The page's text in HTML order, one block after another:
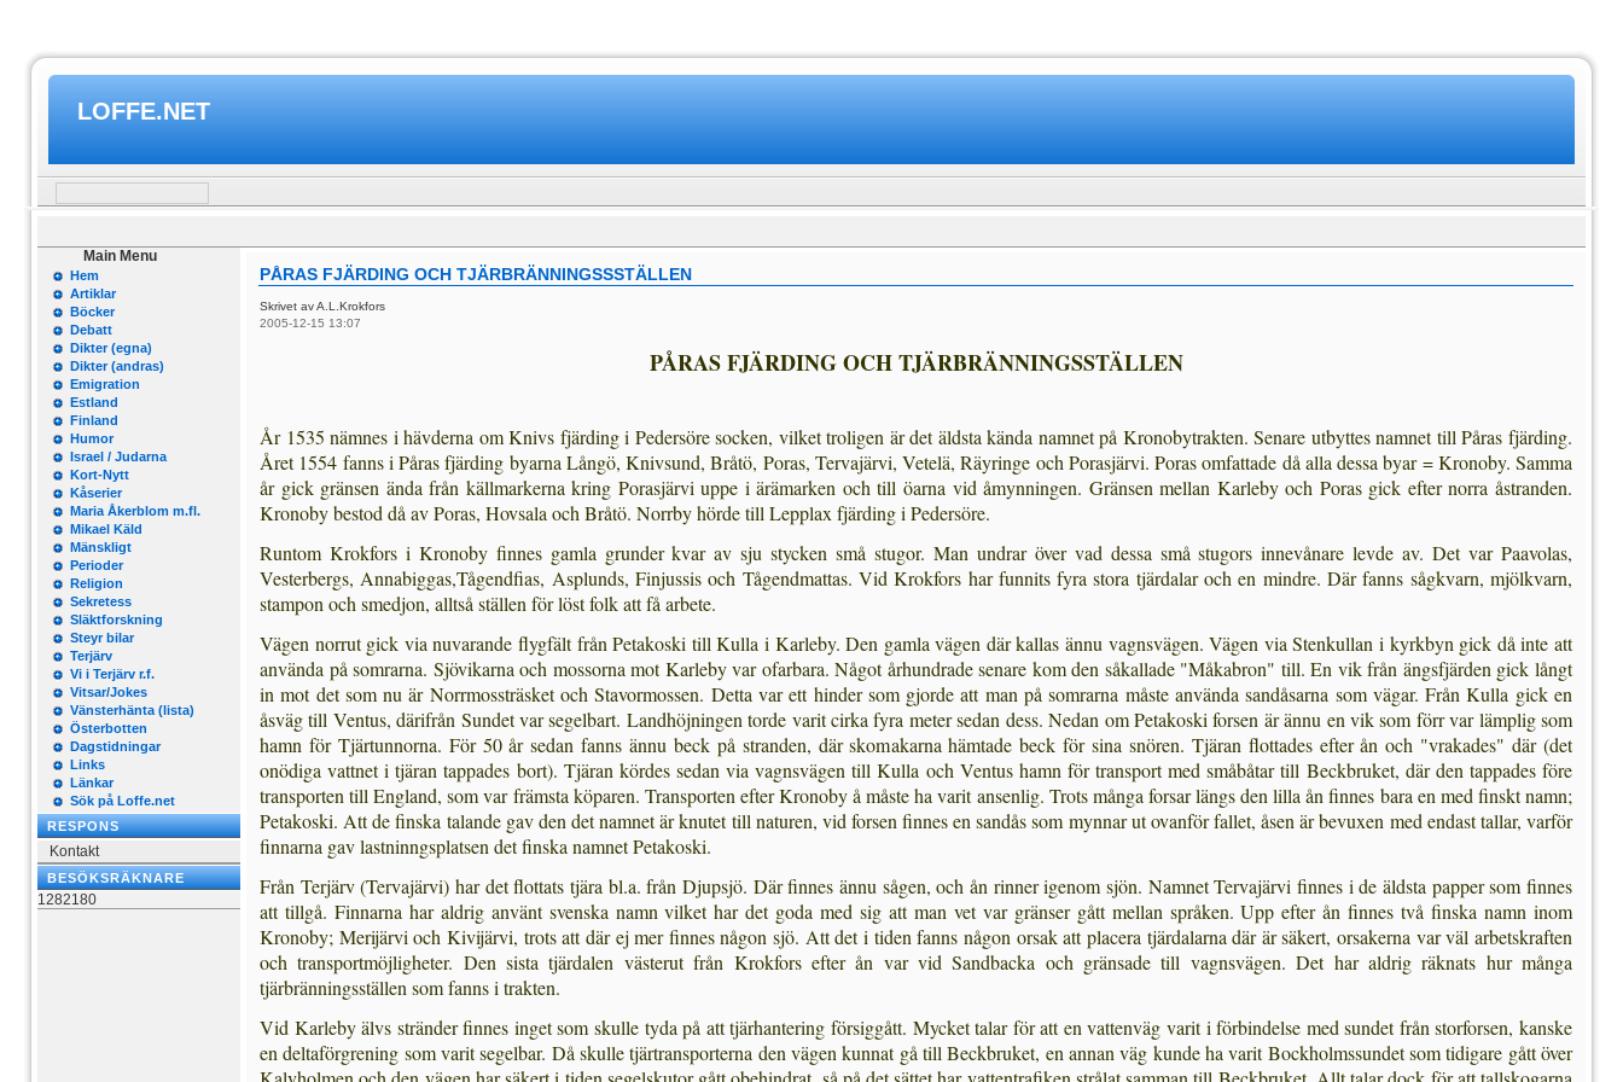
LOFFE.NET
Main Menu
Hem
Artiklar
Böcker
Debatt
Dikter (egna)
Dikter (andras)
Emigration
Estland
Finland
Humor
Israel / Judarna
Kort-Nytt
Kåserier
Maria Åkerblom m.fl.
Mikael Käld
Mänskligt
Perioder
Religion
Sekretess
Släktforskning
Steyr bilar
Terjärv
Vi i Terjärv r.f.
Vitsar/Jokes
Vänsterhänta (lista)
Österbotten
Dagstidningar
Links
Länkar
Sök på Loffe.net
RESPONS
Kontakt
BESÖKSRÄKNARE
1282180
PÅRAS FJÄRDING OCH TJÄRBRÄNNINGSSSTÄLLEN
Skrivet av A.L.Krokfors
2005-12-15 13:07
PÅRAS FJÄRDING OCH TJÄRBRÄNNINGSSTÄLLEN
År 1535 nämnes i hävderna om Knivs fjärding i Pedersöre socken, vilket troligen är det äldsta kända namnet på Kronobytrakten. Senare utbyttes namnet till Påras fjärding.
Året 1554 fanns i Påras fjärding byarna Långö, Kniv­sund, Bråtö, Poras, Tervajärvi, Vetelä, Räyringe och Porasjärvi. Poras omfattade då alla dessa byar = Kronoby. Samma
år gick gränsen ända från källmarkerna kring Porasjärvi uppe i ärämarken och till öarna vid åmynningen. Gränsen mellan Karleby och Poras gick efter norra åstranden.
Kronoby bestod då av Poras, Hovsala och Bråtö. Norrby hörde till Lepplax fjärding i Pedersöre.
Runtom Krokfors i Kronoby finnes gamla grunder kvar av sju stycken små stugor. Man undrar över vad dessa små stugors innevånare levde av. Det var Paavolas,
Vesterbergs, Annabiggas,Tågendfias, Asplunds, Finjussis och Tågendmattas. Vid Krokfors har funnits fyra stora tjärdalar och en mindre. Där fanns sågkvarn, mjölkvarn,
stampon och smedjon, alltså ställen för löst folk att få arbete.
Vägen norrut gick via nuvarande flygfält från Petakoski till Kulla i Karleby. Den gamla vägen där kallas ännu vagnsvägen. Vägen via Stenkullan i kyrkbyn gick då inte att
använda på somrarna. Sjövikarna och mossorna mot Karleby var ofarbara. Något århundrade senare kom den såkallade "Måkabron" till. En vik från ängsfjärden gick långt
in mot det som nu är Norrmossträsket och Stavormossen. Detta var ett hinder som gjorde att man på somrarna måste använda sandåsarna som vägar. Från Kulla gick en
åsväg till Ventus, därifrån Sundet var segelbart. Landhöjningen torde varit cirka fyra meter sedan dess. Nedan om Petakoski forsen är ännu en vik som förr var lämplig som
hamn för Tjärtunnorna. För 50 år sedan fanns ännu beck på stranden, där skomakarna hämtade beck för sina snören. Tjäran flottades efter ån och "vrakades" där (det
onödiga vattnet i tjäran tappades bort). Tjäran kördes sedan via vagnsvägen till Kulla och Ventus hamn för transport med småbåtar till Beckbruket, där den tappades före
transporten till England, som var främsta kö­paren. Transporten efter Kronoby å måste ha varit ansenlig. Trots många forsar längs den lilla ån finnes bara en med finskt namn;
Petakoski. Att de finska talande gav den det namnet är knutet till naturen, vid forsen finnes en sandås som mynnar ut ovanför fallet, åsen är bevuxen med endast tallar, varför
finnarna gav lastninngsplatsen det finska namnet Petakoski.
Från Terjärv (Tervajärvi) har det flottats tjära bl.a. från Djupsjö. Där finnes ännu sågen, och ån rinner igenom sjön. Namnet Tervajärvi finnes i de äldsta papper som finnes
att tillgå. Finnarna har aldrig använt svenska namn vilket har det goda med sig att man vet var gränser gått mellan språken. Upp efter ån finnes två finska namn inom
Kronoby; Merijärvi och Kivijärvi, trots att där ej mer finnes någon sjö. Att det i tiden fanns någon orsak att placera tjärdalarna där är säkert, orsakerna var väl arbetskraften
och transportmöjligheter. Den sista tjär­dalen västerut från Krokfors efter ån var vid Sandbacka och gränsade till vagnsvägen. Det har aldrig räknats hur många
tjärbränningsställen som fanns i trakten.
Vid Karleby älvs stränder finnes inget som skulle tyda på att tjärhantering försiggått. Mycket talar för att en vattenväg varit i förbindelse med sundet från stor­forsen, kanske
en deltaförgrening som varit segelbar. Då skulle tjärtransporterna den vägen kunnat gå till Beckbruket, en annan väg kunde ha varit Bockholmssundet som tidigare gått över